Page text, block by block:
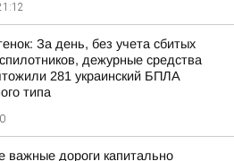
За день, без учета сбитых
дежурные средства
281 украинский БПЛА
типа
важные дороги капитально